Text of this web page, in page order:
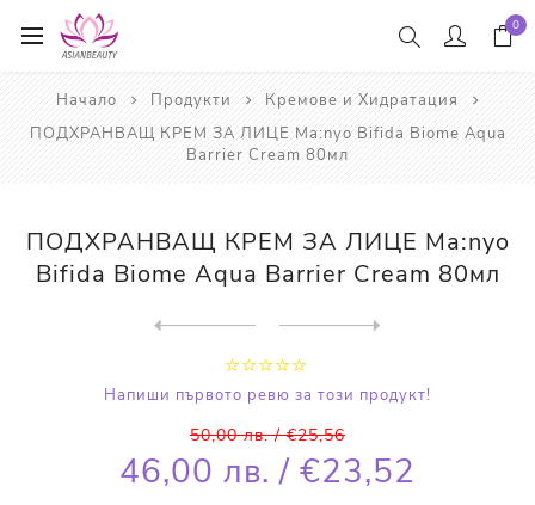
0
Начало Продукти
Кремове и Хидратация
ПОДХРАНВАЩ КРЕМ ЗА ЛИЦЕ Ma:nyo Bifida Biome Aqua
Barrier Cream 80мл
ПОДХРАНВАЩ КРЕМ ЗА ЛИЦЕ Ma:nyo
Bifida Biome Aqua Barrier Cream 80мл
Напиши първото ревю за този продукт!
50,00 лв. / €25,56
46,00 лв. / €23,52